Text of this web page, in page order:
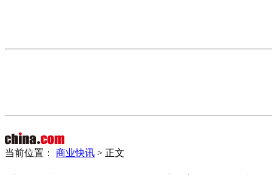
当前位置： 商业快讯 > 正文